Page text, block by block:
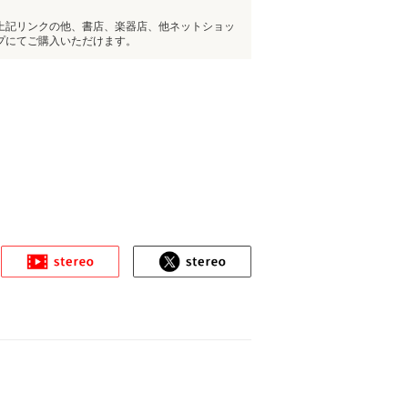
記リンクの他、書店、楽器店、他ネットショッ
にてご購入いただけます。